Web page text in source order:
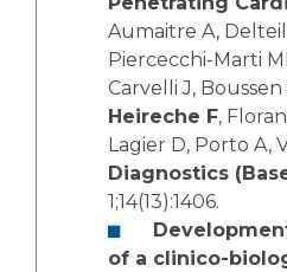
Aumaitre A,
Piercecchi-Marti
Carvelli J,
Heireche F,
Lagier D, Porto A,
Diagnostics
1;14(13):1406.
of a clinico-